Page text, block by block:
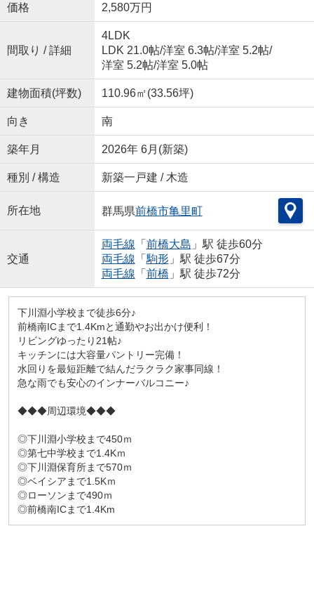
価格 2,580万円
間取り / 詳細
4LDK
LDK 21.0帖/洋室 6.3帖/洋室 5.2帖/
洋室 5.2帖/洋室 5.0帖
建物面積(坪数) 110.96㎡(33.56坪)
向き 南
築年月 2026年 6月(新築)
種別 / 構造 新築一戸建 / 木造
所在地 群馬県前橋市亀里町
交通
両毛線 「 前橋大島 」駅 徒歩60分
両毛線 「 駒形」駅 徒歩67分
両毛線 「 前橋 」駅 徒歩72分
下川淵小学校まで徒歩6分♪
前橋南ICまで1.4Kmと通勤やお出かけ便利！
リビングゆったり21帖♪
キッチンには大容量パントリー完備！
水回りを最短距離で結んだラクラク家事同線！
急な雨でも安心のインナーバルコニー♪
◆◆◆周辺環境◆◆◆
◎下川淵小学校まで450ｍ
◎第七中学校まで1.4Kｍ
◎下川淵保育所まで570ｍ
◎ベイシアまで1.5Kｍ
◎ローソンまで490ｍ
◎前橋南ICまで1.4Km